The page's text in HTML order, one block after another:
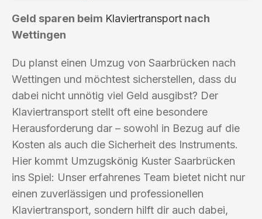
Geld sparen beim Klaviertransport nach
Wettingen
Du planst einen Umzug von Saarbrücken nach
Wettingen und möchtest sicherstellen, dass du
dabei nicht unnötig viel Geld ausgibst? Der
Klaviertransport stellt oft eine besondere
Herausforderung dar – sowohl in Bezug auf die
Kosten als auch die Sicherheit des Instruments.
Hier kommt Umzugskönig Kuster Saarbrücken
ins Spiel: Unser erfahrenes Team bietet nicht nur
einen zuverlässigen und professionellen
Klaviertransport, sondern hilft dir auch dabei,